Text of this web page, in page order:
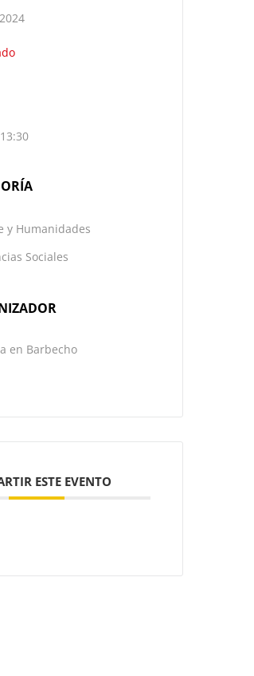
y Humanidades
Sociales
en Barbecho
ESTE EVENTO